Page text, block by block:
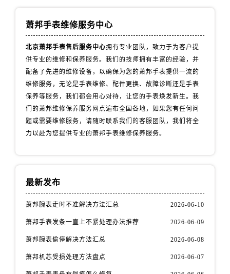
萧邦手表维修服务中心
北京萧邦手表售后服务中心拥有专业团队，致力于为客户提
供专业的维修和保养服务。我们的技师拥有丰富的经验，并
配备了先进的维修设备，以确保为您的萧邦手表提供一流的
维修服务，无论是手表维修、配件更换、故障诊断还是手表
保养等服务，我们都会用心对待，让您的手表焕发新生。我
们的萧邦维修保养服务网点遍布全国各地，如果您有任何问
题或需要维修服务，请随时联系我们的客服团队，我们将全
力以赴为您提供专业的萧邦手表维修保养服务。
最新发布
萧邦腕表走时不准解决方法汇总 2026-06-10
萧邦手表发条一直上不紧处理办法推荐 2026-06-09
萧邦腕表偷停解决方法汇总 2026-06-08
萧邦机芯受损处理方法盘点 2026-06-07